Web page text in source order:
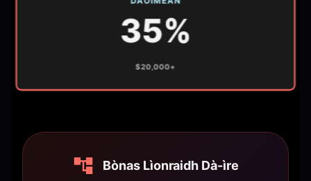
35%
$20,000+
Bònas Lìonraidh Dà-ìre